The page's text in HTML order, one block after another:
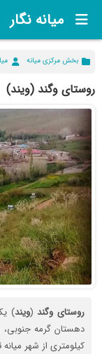
میانه نگار
بخش مرکزی میانه
روستای وگند (ویند)
روستای وگند (ویند)
دهستان گرمه
کیلومتری از شهر میانه